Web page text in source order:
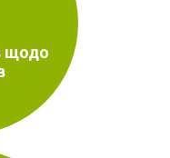
щодо